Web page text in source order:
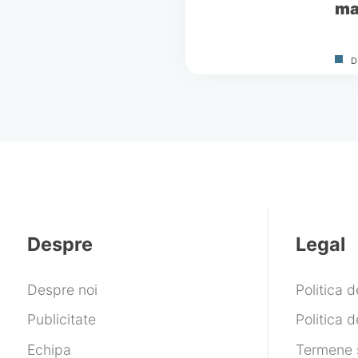
Despre
Despre noi
Publicitate
Echipa
Legal
Politica
Politica
Termene